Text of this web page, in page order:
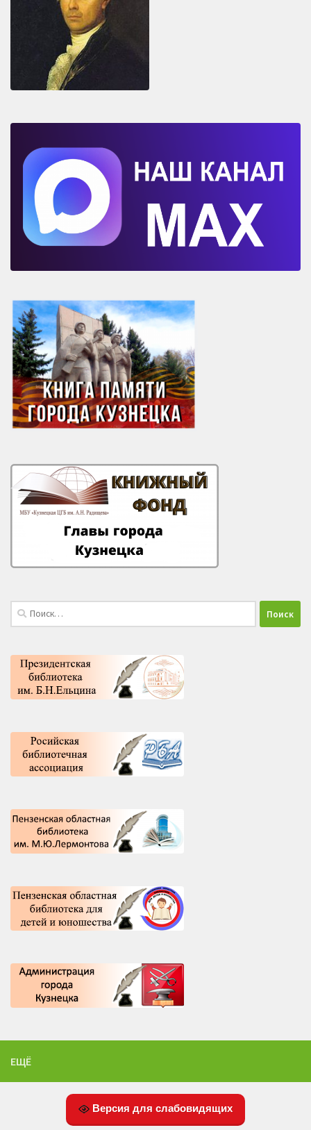
Найти:
ЕЩЁ
Версия для слабовидящих